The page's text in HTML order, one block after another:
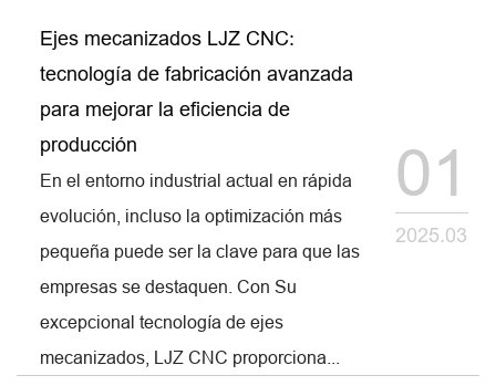
Ejes mecanizados LJZ CNC:
tecnología de fabricación avanzada
para mejorar la eficiencia de
producción
En el entorno industrial actual en rápida
evolución, incluso la optimización más
pequeña puede ser la clave para que las
empresas se destaquen. Con Su
excepcional tecnología de ejes
mecanizados, LJZ CNC proporciona...
01
2025.03